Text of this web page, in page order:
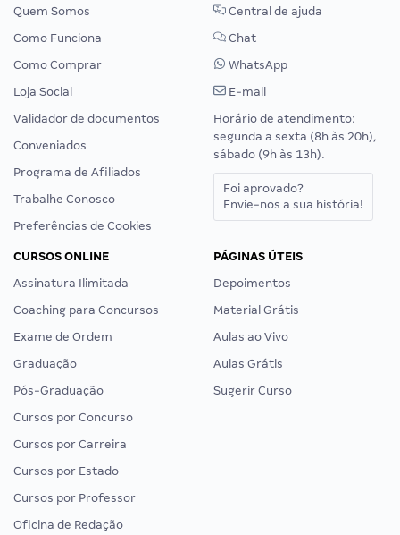
Quem Somos
Como Funciona
Como Comprar
Loja Social
Validador de documentos
Conveniados
Programa de Afiliados
Trabalhe Conosco
Preferências de Cookies
Central de ajuda
Chat
WhatsApp
E-mail
Horário de atendimento:
segunda a sexta (8h às 20h),
sábado (9h às 13h).
Foi aprovado?
Envie-nos a sua história!
CURSOS ONLINE
Assinatura Ilimitada
Coaching para Concursos
Exame de Ordem
Graduação
Pós-Graduação
Cursos por Concurso
Cursos por Carreira
Cursos por Estado
Cursos por Professor
Oficina de Redação
PÁGINAS ÚTEIS
Depoimentos
Material Grátis
Aulas ao Vivo
Aulas Grátis
Sugerir Curso